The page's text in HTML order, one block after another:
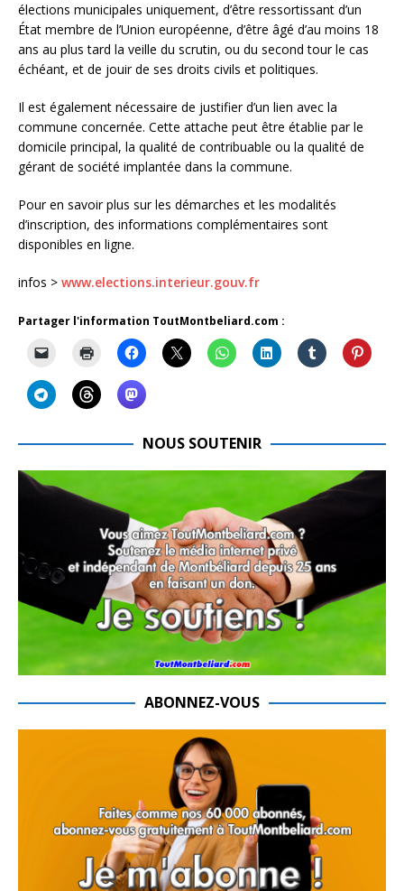
élections municipales uniquement, d’être ressortissant d’un
État membre de l’Union européenne, d’être âgé d’au moins 18
ans au plus tard la veille du scrutin, ou du second tour le cas
échéant, et de jouir de ses droits civils et politiques.
Il est également nécessaire de justifier d’un lien avec la
commune concernée. Cette attache peut être établie par le
domicile principal, la qualité de contribuable ou la qualité de
gérant de société implantée dans la commune.
Pour en savoir plus sur les démarches et les modalités
d’inscription, des informations complémentaires sont
disponibles en ligne.
infos > www.elections.interieur.gouv.fr
Partager l'information ToutMontbeliard.com :
NOUS SOUTENIR
ABONNEZ-VOUS